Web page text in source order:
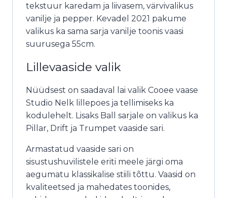
tekstuur karedam ja liivasem, värvivalikus
vanilje ja pepper. Kevadel 2021 pakume
valikus ka sama sarja vanilje toonis vaasi
suurusega 55cm.
Lillevaaside valik
Nüüdsest on saadaval lai valik Cooee vaase
Studio Nelk lillepoes ja tellimiseks ka
kodulehelt. Lisaks Ball sarjale on valikus ka
Pillar, Drift ja Trumpet vaaside sari.
Armastatud vaaside sari on
sisustushuvilistele eriti meele järgi oma
aegumatu klassikalise stiili tõttu. Vaasid on
kvaliteetsed ja mahedates toonides,